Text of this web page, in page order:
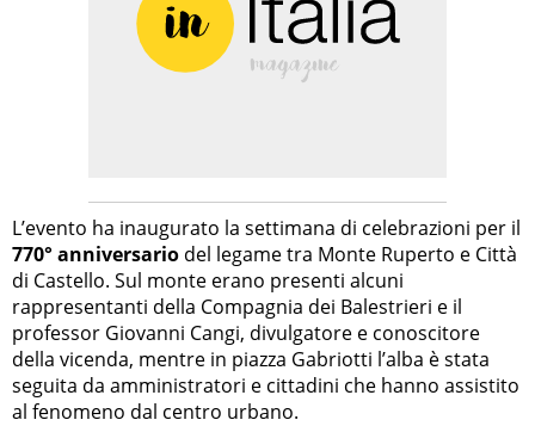
L’evento ha inaugurato la settimana di celebrazioni per il
770° anniversario del legame tra Monte Ruperto e Città
di Castello. Sul monte erano presenti alcuni
rappresentanti della Compagnia dei Balestrieri e il
professor Giovanni Cangi, divulgatore e conoscitore
della vicenda, mentre in piazza Gabriotti l’alba è stata
seguita da amministratori e cittadini che hanno assistito
al fenomeno dal centro urbano.